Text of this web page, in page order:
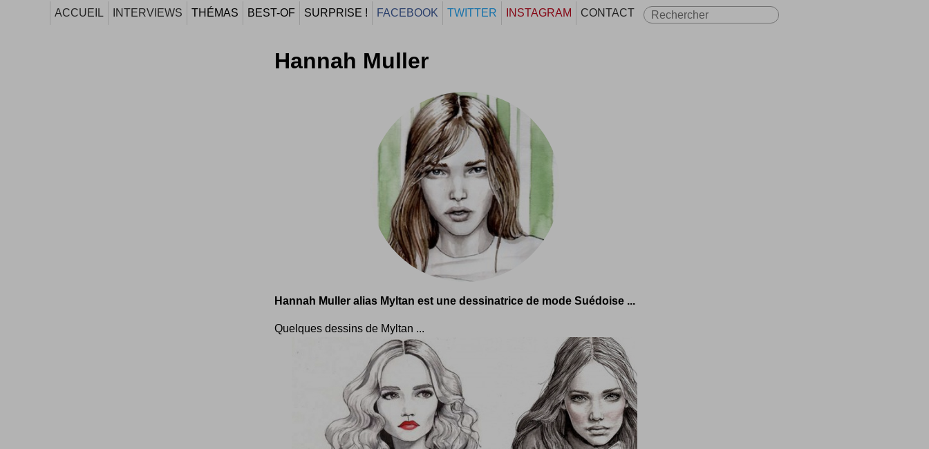
ACCUEIL INTERVIEWS THÉMAS BEST-OF SURPRISE ! FACEBOOK TWITTER INSTAGRAM CONTACT
Hannah Muller
Hannah Muller alias Myltan est une dessinatrice de mode Suédoise ...
Quelques dessins de Myltan ...